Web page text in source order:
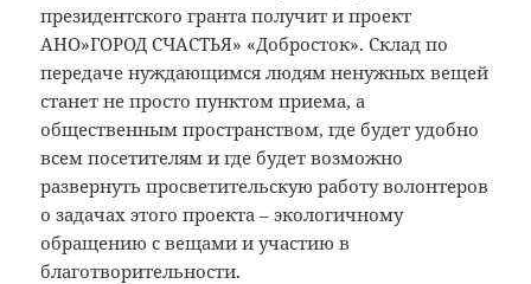
президентского гранта получит и проект
АНО»ГОРОД СЧАСТЬЯ» «Добросток». Склад по
передаче нуждающимся людям ненужных вещей
станет не просто пунктом приема, а
общественным пространством, где будет удобно
всем посетителям и где будет возможно
развернуть просветительскую работу волонтеров
о задачах этого проекта – экологичному
обращению с вещами и участию в
благотворительности.